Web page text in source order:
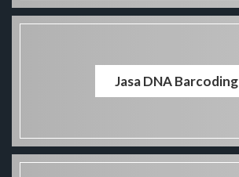
Jasa DNA Barcoding